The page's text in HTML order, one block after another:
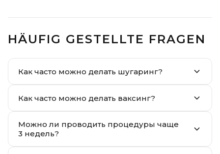
HÄUFIG GESTELLTE FRAGEN
Как часто можно делать шугаринг?
Как часто можно делать ваксинг?
Можно ли проводить процедуры чаще
3 недель?